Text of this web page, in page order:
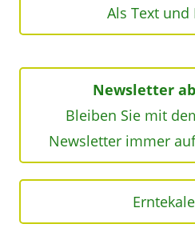
Als Text und
Newsletter
Bleiben Sie mit
Newsletter immer